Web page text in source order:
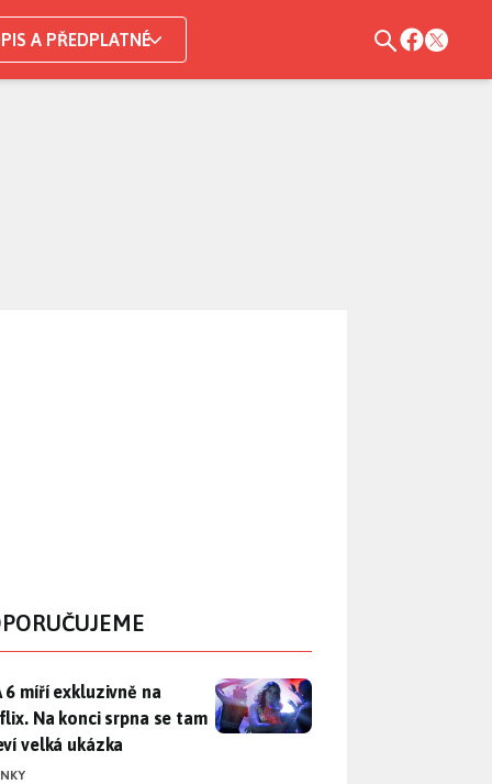
A PŘEDPLATNÉ
6 míří exkluzivně na Netflix. Na konci srpna se tam objeví
6 míří exkluzivně na
Na konci srpna se tam
velká ukázka